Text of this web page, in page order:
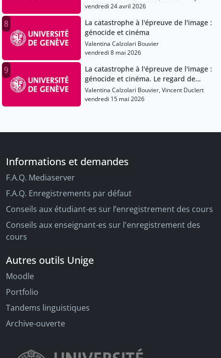
vendredi 24 avril 2026
8
La catastrophe à l'épreuve de l'image :
génocide et cinéma
Valentina Calzolari Bouvier
vendredi 8 mai 2026
9
La catastrophe à l'épreuve de l'image :
génocide et cinéma. Le regard de
l'historien.
Valentina Calzolari Bouvier, Vincent Duclert
vendredi 15 mai 2026
Informations et demandes
F.A.Q. Mediaserver
F.A.Q. Enregistrements par défaut
Conseils aux étudiant-es sur l’enregistrement des cours
Conseils aux enseignant-es sur l'enregistrement des
cours
Autres outils Unige
Moodle
Portfolio
Tandems linguistiques
Archive-ouverte